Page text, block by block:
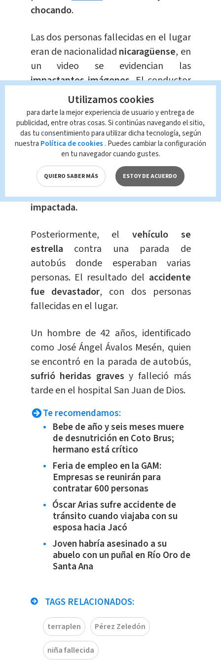
chocando.
Las dos personas fallecidas en el lugar
eran de nacionalidad nicaragüense, en
un video se evidencian las
impactantes imágenes.El conductor
maniobra descontroladamente antes
de colisionar con la pareja que viajaba
en la motocicleta.
Estas personas fueronidentificadas
como Samuel Serrano Gutiérrez y
Maura Elins Pacheco Rodríguez,
quienes viajaban en lamotocicleta
impactada.
Posteriormente, el vehículo se
estrella contra una parada de
autobús donde esperaban varias
personas. El resultado del accidente
fue devastador, con dos personas
fallecidas en el lugar.
Un hombre de 42 años, identificado
como José Ángel Ávalos Mesén, quien
se encontró en la parada de autobús,
sufrió heridas graves y falleció más
tarde en el hospital San Juan de Dios.
Te recomendamos:
Bebe de año y seis meses muere
de desnutrición en Coto Brus;
hermano está crítico
Feria de empleo en la GAM:
Empresas se reunirán para
contratar 600 personas
Óscar Arias sufre accidente de
tránsito cuando viajaba con su
esposa hacia Jacó
Joven habría asesinado a su
abuelo con un puñal en Río Oro de
Santa Ana
TAGS RELACIONADOS:
terraplen Pérez Zeledón
niña fallecida
Utilizamos cookies
para darte la mejor experiencia de usuario y entrega de
publicidad, entre otras cosas. Si continúas navegando el sitio,
das tu consentimiento para utilizar dicha tecnología, según
nuestra Política de cookies . Puedes cambiar la configuración
en tu navegador cuando gustes.
QUIERO SABER MÁS ESTOY DE ACUERDO